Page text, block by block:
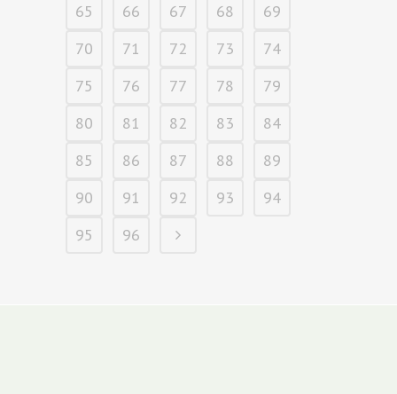
65
66 67 68
69
70
71 72 73
74
75
76 77 78
79
80
81 82 83
84
85
86 87 88
89
90
91 92 93
94
95
96